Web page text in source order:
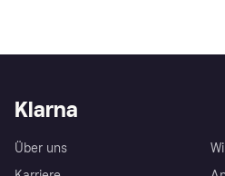
Klarna
Über uns